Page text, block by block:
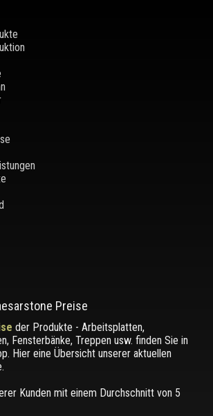
Preise
der Produkte - Arbeitsplatten,
Fensterbänke, Treppen usw. finden Sie in
Hier eine Übersicht unserer aktuellen
Kunden mit einem Durchschnitt von 5